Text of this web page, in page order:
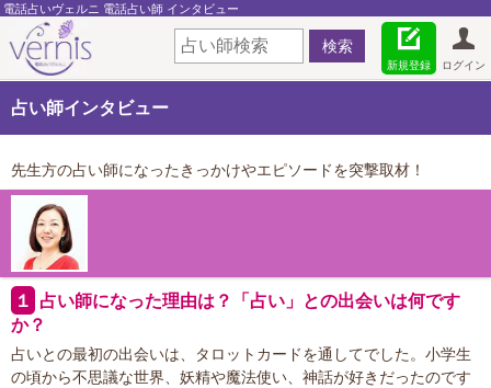
電話占いヴェルニ 電話占い師 インタビュー
ログイン
新規登録
占い師インタビュー
先生方の占い師になったきっかけやエピソードを突撃取材！
１ 占い師になった理由は？「占い」との出会いは何です
か？
占いとの最初の出会いは、タロットカードを通してでした。小学生
の頃から不思議な世界、妖精や魔法使い、神話が好きだったのです